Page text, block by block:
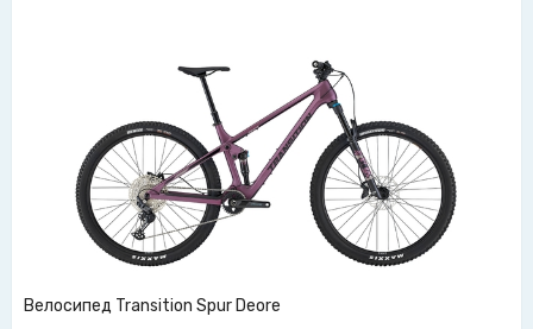
Велосипед Transition Spur Deore